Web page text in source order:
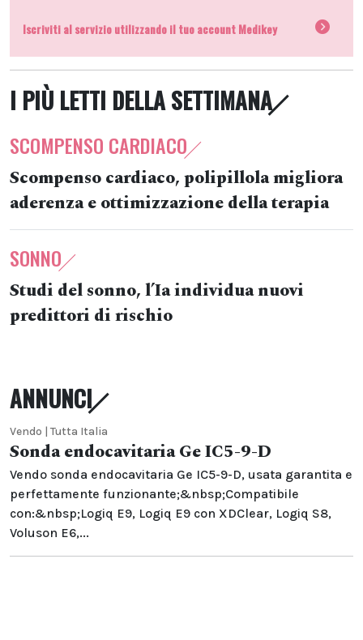
Iscriviti al servizio utilizzando il tuo account Medikey
I PIÙ LETTI DELLA SETTIMANA
SCOMPENSO CARDIACO
Scompenso cardiaco, polipillola migliora
aderenza e ottimizzazione della terapia
SONNO
Studi del sonno, l’Ia individua nuovi
predittori di rischio
ANNUNCI
Vendo | Tutta Italia
Sonda endocavitaria Ge IC5-9-D
Vendo sonda endocavitaria Ge IC5-9-D, usata garantita e
perfettamente funzionante;&nbsp;Compatibile
con:&nbsp;Logiq E9, Logiq E9 con XDClear, Logiq S8,
Voluson E6,...